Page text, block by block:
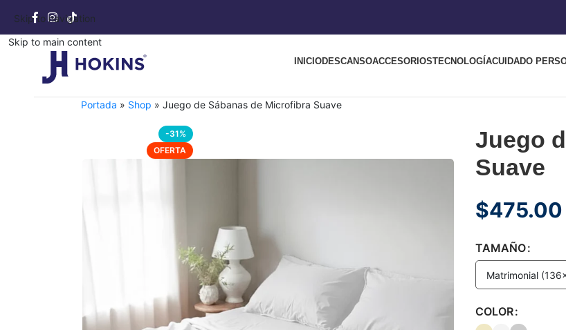
Skip to navigation
Skip to main content
INICIODESCANSOACCESORIOSTECNOLOGÍACUIDADO
Portada » Shop » Juego de Sábanas de Microfibra Suave
-31%
OFERTA
Juego
Suave
$475.00
TAMAÑO
COLOR